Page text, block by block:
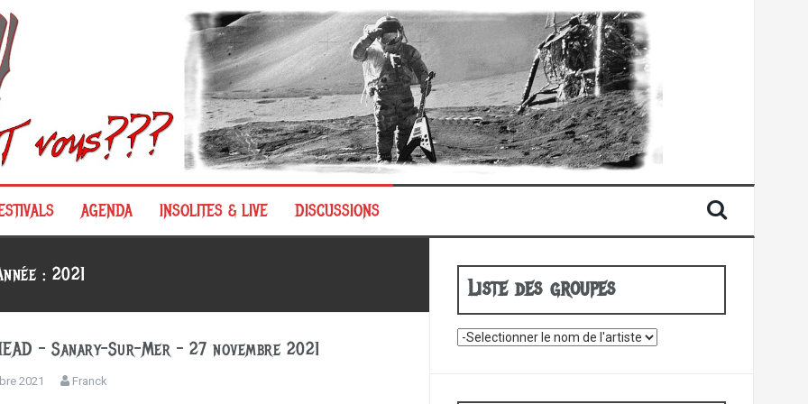
AGENDA INSOLITES & LIVE DISCUSSIONS
: 2021
– Sanary-Sur-Mer – 27 novembre 2021
2021 Franck
Liste des groupes